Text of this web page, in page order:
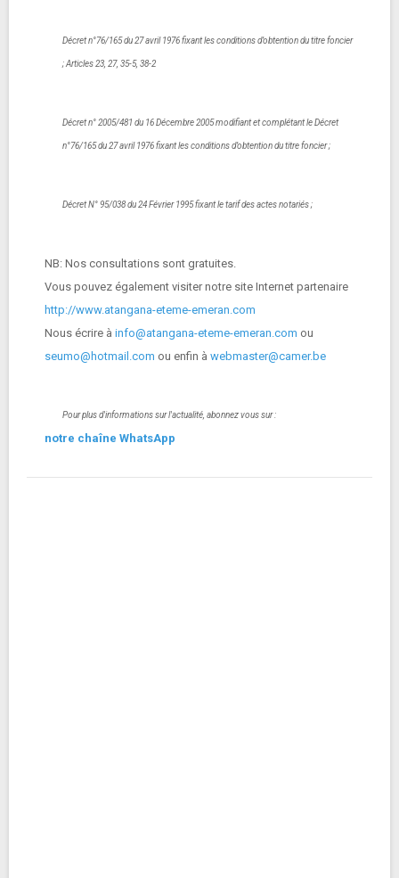
Décret n°76/165 du 27 avril 1976 fixant les conditions d’obtention du titre foncier
; Articles 23, 27, 35-5, 38-2
Décret n° 2005/481 du 16 Décembre 2005 modifiant et complétant le Décret
n°76/165 du 27 avril 1976 fixant les conditions d’obtention du titre foncier ;
Décret N° 95/038 du 24 Février 1995 fixant le tarif des actes notariés ;
NB: Nos consultations sont gratuites.
Vous pouvez également visiter notre site Internet partenaire
http://www.atangana-eteme-emeran.com
Nous écrire à info@atangana-eteme-emeran.com ou
seumo@hotmail.com ou enfin à webmaster@camer.be
Pour plus d'informations sur l'actualité, abonnez vous sur :
notre chaîne WhatsApp